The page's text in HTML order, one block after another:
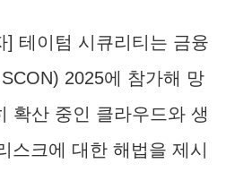
] 테이텀 시큐리티는 금융
2025에 참가해 망
확산 중인 클라우드와 생
스크에 대한 해법을 제시